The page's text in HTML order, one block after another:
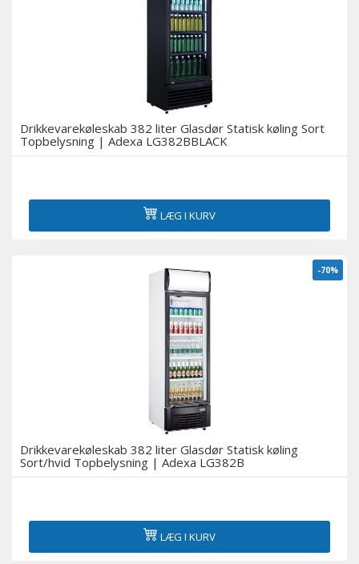
Drikkevarekøleskab 382 liter Glasdør Statisk køling Sort
Topbelysning | Adexa LG382BBLACK
LÆG I KURV
-70%
Drikkevarekøleskab 382 liter Glasdør Statisk køling
Sort/hvid Topbelysning | Adexa LG382B
LÆG I KURV